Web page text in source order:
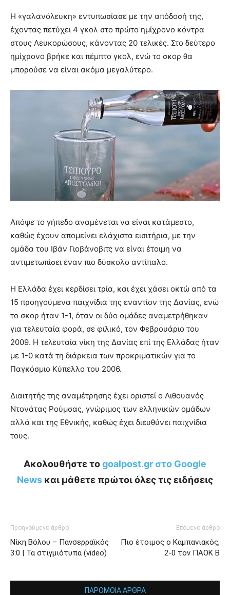
Η «γαλανόλευκη» εντυπωσίασε με την απόδοσή της,
έχοντας πετύχει 4 γκολ στο πρώτο ημίχρονο κόντρα
στους Λευκορώσους, κάνοντας 20 τελικές. Στο δεύτερο
ημίχρονο βρήκε και πέμπτο γκολ, ενώ το σκορ θα
μπορούσε να είναι ακόμα μεγαλύτερο.
Απόψε το γήπεδο αναμένεται να είναι κατάμεστο,
καθώς έχουν απομείνει ελάχιστα εισιτήρια, με την
ομάδα του Ιβάν Γιοβάνοβιτς να είναι έτοιμη να
αντιμετωπίσει έναν πιο δύσκολο αντίπαλο.
Η Ελλάδα έχει κερδίσει τρία, και έχει χάσει οκτώ από τα
15 προηγούμενα παιχνίδια της εναντίον της Δανίας, ενώ
το σκορ ήταν 1-1, όταν οι δύο ομάδες αναμετρήθηκαν
για τελευταία φορά, σε φιλικό, τον Φεβρουάριο του
2009. Η τελευταία νίκη της Δανίας επί της Ελλάδας ήταν
με 1-0 κατά τη διάρκεια των προκριματικών για το
Παγκόσμιο Κύπελλο του 2006.
Διαιτητής της αναμέτρησης έχει οριστεί ο Λιθουανός
Ντονάτας Ρούμσας, γνώριμος των ελληνικών ομάδων
αλλά και της Εθνικής, καθώς έχει διευθύνει παιχνίδια
τους.
Ακολουθήστε τοgoalpost.gr στο Google
News και μάθετε πρώτοι όλες τις ειδήσεις
Προηγούμενο άρθρο
Νίκη Βόλου – Πανσερραϊκός
3:0 | Τα στιγμιότυπα (video)
Επόμενο άρθρο
Πιο έτοιμος ο Καμπανιακός,
2-0 τον ΠΑΟΚ Β
ΠΑΡΟΜΟΙΑ ΑΡΘΡΑ